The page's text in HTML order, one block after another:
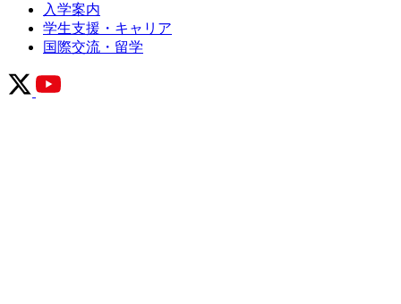
入学案内
学生支援・キャリア
国際交流・留学